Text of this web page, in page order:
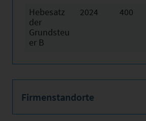
Hebesatz
der
Grundsteu
er B
2024 400
Firmenstandorte